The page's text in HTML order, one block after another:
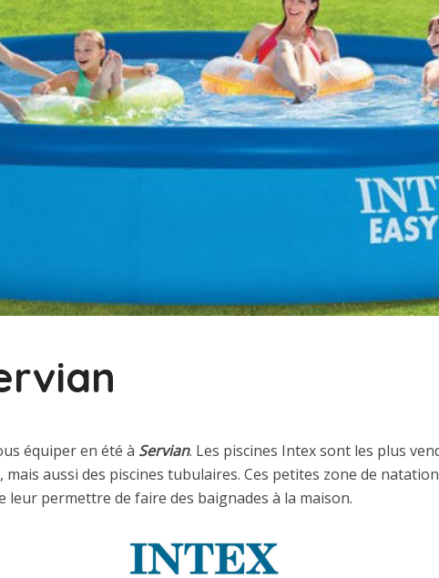
équiper en été à Servian. Les piscines Intex sont les plus
aussi des piscines tubulaires. Ces petites zone de
leur permettre de faire des baignades à la maison.